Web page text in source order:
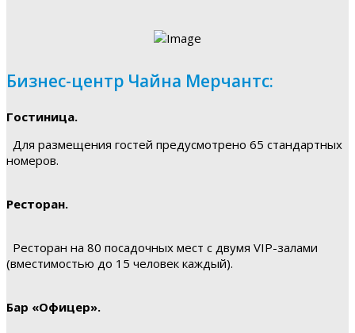
Бизнес-центр Чайна Мерчантс:
Гостиница.
Для размещения гостей предусмотрено 65 стандартных
номеров.
Ресторан.
Ресторан на 80 посадочных мест с двумя VIP-залами
(вместимостью до 15 человек каждый).
Бар «Офицер».